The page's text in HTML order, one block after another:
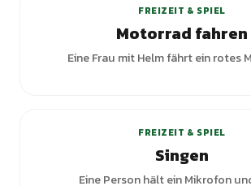
FREIZEIT & SPIEL
Motorrad fahren
Eine Frau mit Helm fährt ein rotes
FREIZEIT & SPIEL
Singen
Eine Person hält ein Mikrofon